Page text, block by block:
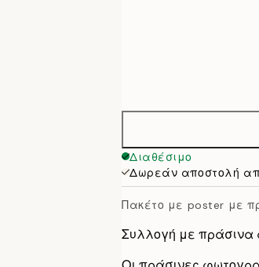
Διαθέσιμο
Δωρεάν αποστολή
Πακέτο με poster με
Συλλογή με πράσινα